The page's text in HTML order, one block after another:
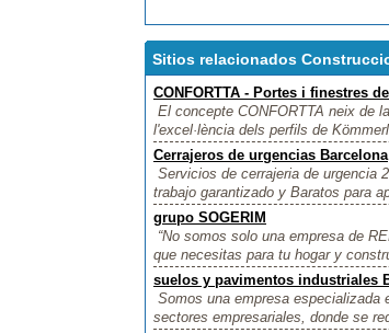
Sitios relacionados
CONFORTTA - Portes i finestres
El concepte CONFORTTA neix de
l'excel·lència dels perfils de
Cerrajeros de urgencias Barcelona
Servicios de cerrajeria de urgencia
trabajo garantizado y Baratos para
grupo SOGERIM
“No somos solo una empresa de
que necesitas para tu hogar y
suelos y pavimentos industriales
Somos una empresa especializada
sectores empresariales, donde se